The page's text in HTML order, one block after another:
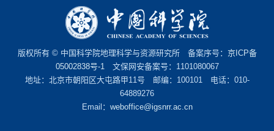
版权所有 © 中国科学院地理科学与资源研究所 备案序号： 京ICP备
05002838号-1文保网安备案号：1101080067
地址：北京市朝阳区大屯路甲11号 邮编：100101 电话：010-
64889276
Email： weboffice@igsnrr.ac.cn